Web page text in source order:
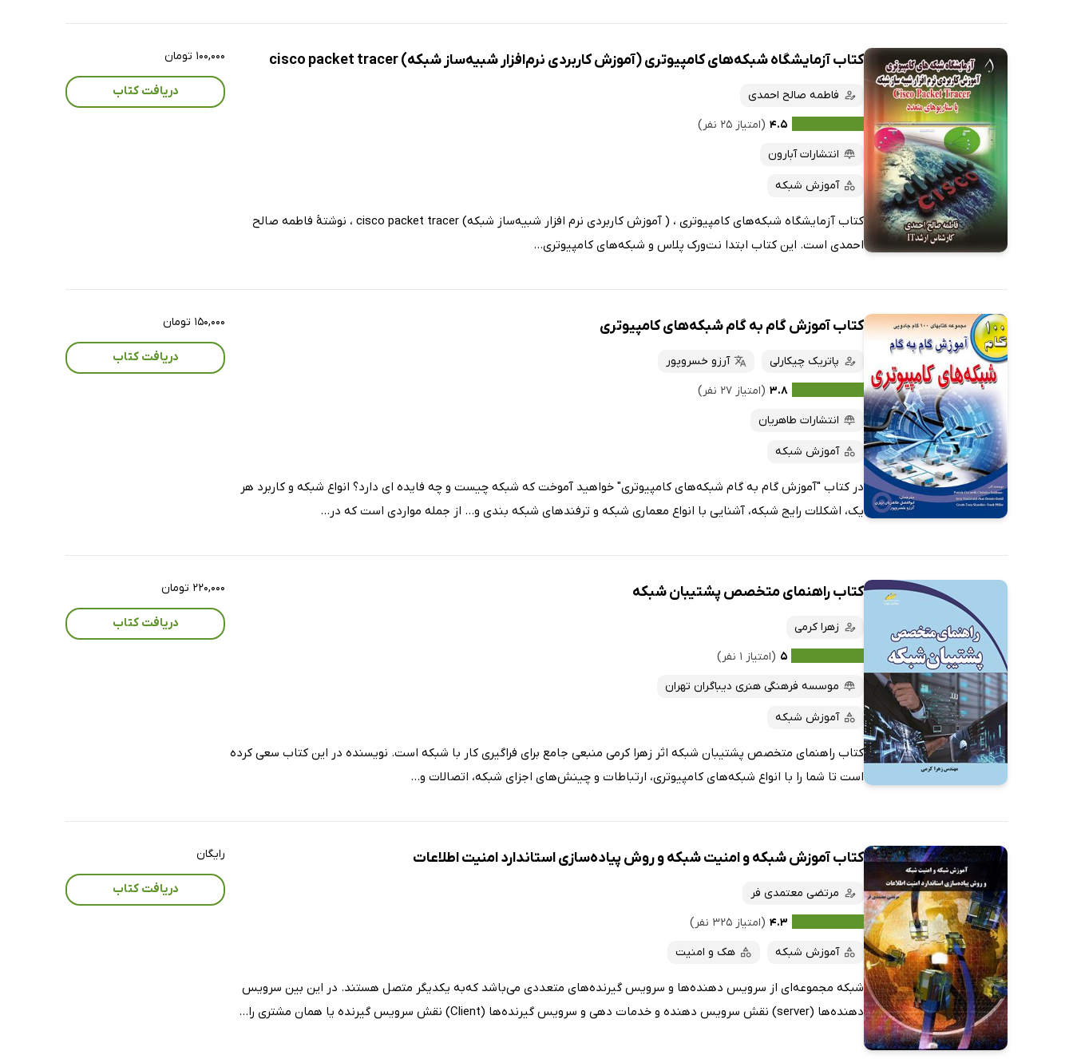
کتاب آزمایشگاه شبکه‌های کامپیوتری (آموزش کاربردی نرم‌افزار شبیه‌ساز شبکه) cisco packet tracer
فاطمه صالح احمدی
۴.۵ (امتیاز ۲۵ نفر)
انتشارات آبارون‏‫‬
آموزش شبکه
کتاب آزمایشگاه شبکه‌های کامپیوتری ، ( آموزش کاربردی نرم افزار شبیه‌ساز شبکه) cisco packet tracer ، نوشتۀ فاطمه صالح
احمدی است. این کتاب ابتدا نت‌ورک پلاس و شبکه‌های کامپیوتری...
۱۰۰,۰۰۰ تومان
دریافت کتاب
کتاب آموزش گام به گام شبکه‌های کامپیوتری
پاتریک چیکارلی
آرزو خسروپور
۳.۸ (امتیاز ۲۷ نفر)
انتشارات طاهریان
آموزش شبکه
در کتاب "آموزش گام به گام شبکه‌های کامپیوتری" خواهید آموخت که شبکه چیست و چه فایده ای دارد؟ انواع شبکه و کاربرد هر
یک، اشکلات رایج شبکه، آشنایی با انواع معماری شبکه و ترفندهای شبکه بندی و... از جمله مواردی است که در...
۱۵۰,۰۰۰ تومان
دریافت کتاب
کتاب راهنمای متخصص پشتیبان شبکه
زهرا کرمی
۵ (امتیاز ۱ نفر)
موسسه فرهنگی هنری دیباگران تهران
آموزش شبکه
کتاب راهنمای متخصص پشتیبان شبکه اثر زهرا کرمی منبعی جامع برای فراگیری کار با شبکه است. نویسنده در این کتاب سعی کرده
است تا شما را با انواع شبکه‌های کامپیوتری، ارتباطات و چینش‌های اجزای شبکه، اتصالات و...
۲۲۰,۰۰۰ تومان
دریافت کتاب
کتاب آموزش شبکه و امنیت شبکه و روش پیاده‌سازی استاندارد امنیت اطلاعات
مرتضی معتمدی فر
۴.۳ (امتیاز ۳۲۵ نفر)
آموزش شبکه
هک و امنیت
شبکه‌ مجموعه‌ای‌ از سرویس‌ دهنده‌ها و سرویس‌ گیرنده‌های‌ متعددی‌ می‌باشد که‌به‌ یکدیگر متصل‌ هستند. در این‌ بین‌ سرویس‌
دهنده‌ها (server) نقش‌ سرویس‌ دهنده‌ و خدمات‌ دهی‌ و سرویس‌ گیرنده‌ها (Client) نقش‌ سرویس‌ گیرنده‌ یا همان‌ مشتری‌ را...
رایگان
دریافت کتاب